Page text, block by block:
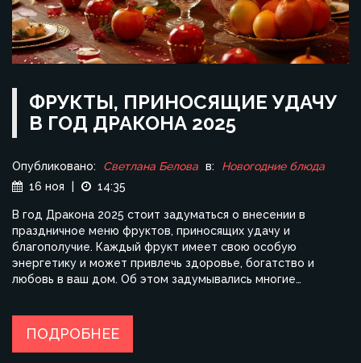
ФРУКТЫ, ПРИНОСЯЩИЕ УДАЧУ
В ГОД ДРАКОНА 2025
Опубликовано: Светлана Белова в:
Новогодние блюда
16 ноя
14:35
В год Дракона 2025 стоит задуматься о внесении в
праздничное меню фруктов, приносящих удачу и
благополучие. Каждый фрукт имеет свою особую
энергетику и может привлечь здоровье, богатство и
любовь в ваш дом. Об этом задумывались многие
разнообразить праздничное меню и начнет год с
положительного настроения.
ПОДРОБНЕЕ